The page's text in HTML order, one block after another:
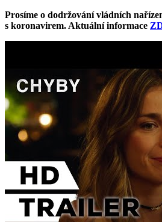
Prosíme o dodržování vládních
s koronavirem. Aktuální informace